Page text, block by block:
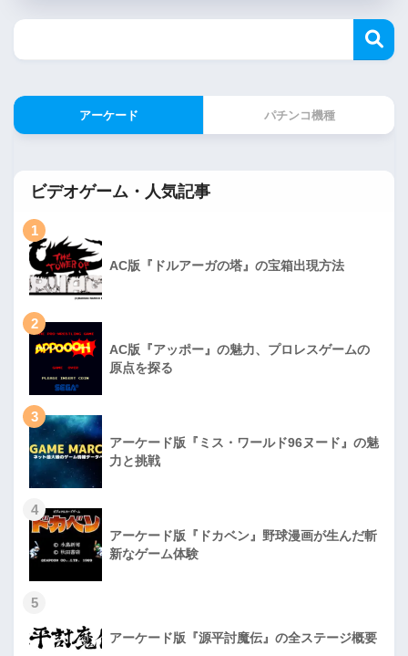
アーケード パチンコ機種
ビデオゲーム・人気記事
1
AC版『ドルアーガの塔』の宝箱出現方法
2
AC版『アッポー』の魅力、プロレスゲームの
原点を探る
3
アーケード版『ミス・ワールド96ヌード』の魅
力と挑戦
4
アーケード版『ドカベン』野球漫画が生んだ斬
新なゲーム体験
5
アーケード版『源平討魔伝』の全ステージ概要